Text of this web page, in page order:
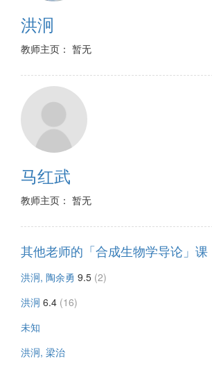
洪泂
教师主页： 暂无
马红武
教师主页： 暂无
其他老师的「合成生物学导论」课
洪泂, 陶余勇 9.5 (2)
洪泂 6.4 (16)
未知
洪泂, 梁治